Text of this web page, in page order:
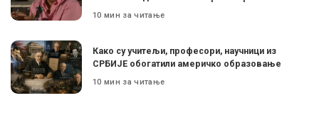
10 мин за читање
Како су учитељи, професори, научници из
СРБИЈЕ обогатили америчко образовање
10 мин за читање